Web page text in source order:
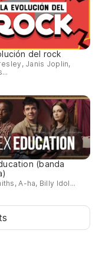
del rock
Janis Joplin,
(banda
A-ha, Billy Idol...